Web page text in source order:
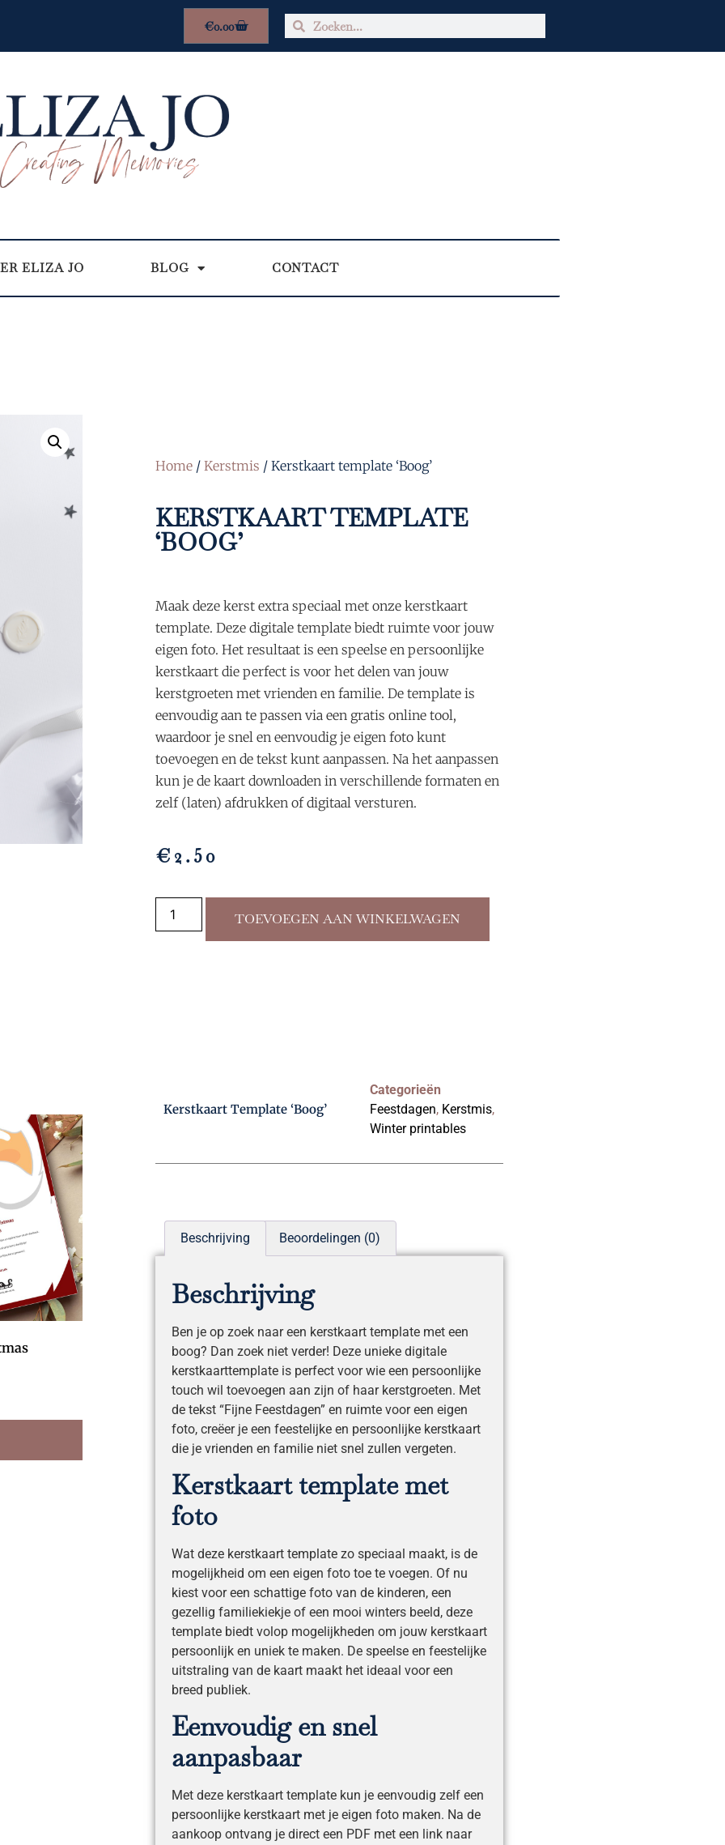
€0.00
ELIZA JO BLOG CONTACT
Home / Kerstmis / Kerstkaart template ‘Boog’
KERSTKAART TEMPLATE
‘BOOG’
Maak deze kerst extra speciaal met onze kerstkaart
template. Deze digitale template biedt ruimte voor jouw
eigen foto. Het resultaat is een speelse en persoonlijke
kerstkaart die perfect is voor het delen van jouw
kerstgroeten met vrienden en familie. De template is
eenvoudig aan te passen via een gratis online tool,
waardoor je snel en eenvoudig je eigen foto kunt
toevoegen en de tekst kunt aanpassen. Na het aanpassen
kun je de kaart downloaden in verschillende formaten en
zelf (laten) afdrukken of digitaal versturen.
€ 2.50
TOEVOEGEN AAN WINKELWAGEN
Kerstkaart Template ‘Boog’
Categorieën
Feestdagen, Kerstmis,
Winter printables
Beschrijving Beoordelingen (0)
Beschrijving
Ben je op zoek naar een kerstkaart template met een
boog? Dan zoek niet verder! Deze unieke digitale
kerstkaarttemplate is perfect voor wie een persoonlijke
touch wil toevoegen aan zijn of haar kerstgroeten. Met
de tekst “Fijne Feestdagen” en ruimte voor een eigen
foto, creëer je een feestelijke en persoonlijke kerstkaart
die je vrienden en familie niet snel zullen vergeten.
Kerstkaart template met
foto
Wat deze kerstkaart template zo speciaal maakt, is de
mogelijkheid om een eigen foto toe te voegen. Of nu
kiest voor een schattige foto van de kinderen, een
gezellig familiekiekje of een mooi winters beeld, deze
template biedt volop mogelijkheden om jouw kerstkaart
persoonlijk en uniek te maken. De speelse en feestelijke
uitstraling van de kaart maakt het ideaal voor een
breed publiek.
Eenvoudig en snel
aanpasbaar
Met deze kerstkaart template kun je eenvoudig zelf een
persoonlijke kerstkaart met je eigen foto maken. Na de
aankoop ontvang je direct een PDF met een link naar